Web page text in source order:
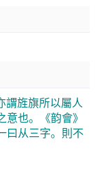
謂旌旗所以屬人
也。《韵會》
曰从三字。則不